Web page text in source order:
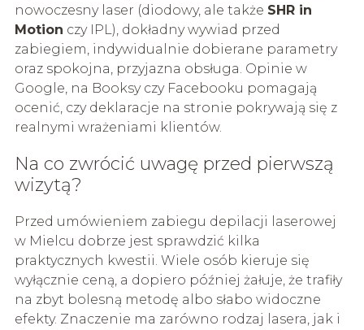
nowoczesny laser (diodowy, ale także SHR in
Motion czy IPL), dokładny wywiad przed
zabiegiem, indywidualnie dobierane parametry
oraz spokojna, przyjazna obsługa. Opinie w
Google, na Booksy czy Facebooku pomagają
ocenić, czy deklaracje na stronie pokrywają się z
realnymi wrażeniami klientów.
Na co zwrócić uwagę przed pierwszą
wizytą?
Przed umówieniem zabiegu depilacji laserowej
w Mielcu dobrze jest sprawdzić kilka
praktycznych kwestii. Wiele osób kieruje się
wyłącznie ceną, a dopiero później żałuje, że trafiły
na zbyt bolesną metodę albo słabo widoczne
efekty. Znaczenie ma zarówno rodzaj lasera, jak i